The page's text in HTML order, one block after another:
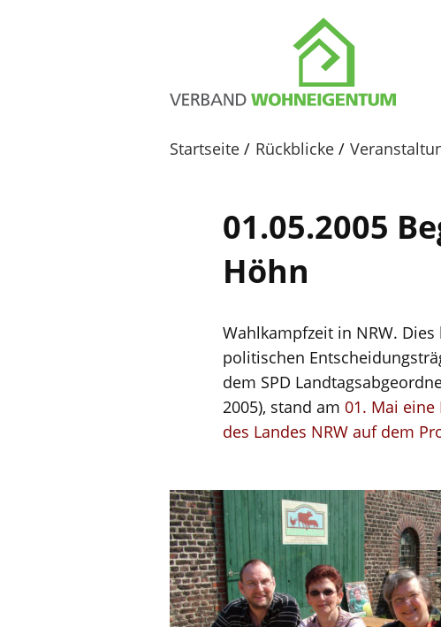
Startseite Rückblicke
01.05.2005
Höhn
Wahlkampfzeit in NRW.
politischen
dem SPD
2005), stand am 01. Mai
des Landes NRW auf dem